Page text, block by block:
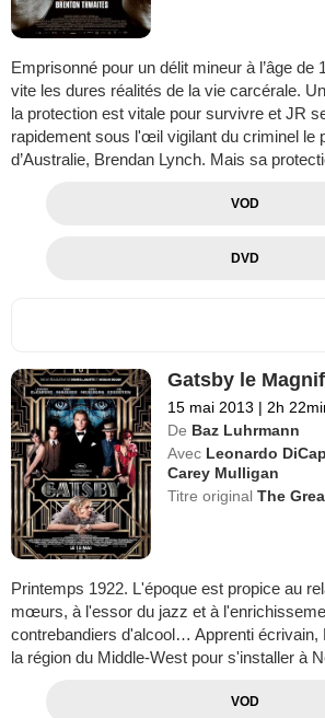
Emprisonné pour un délit mineur à l’âge de
vite les dures réalités de la vie carcérale.
la protection est vitale pour survivre et JR
rapidement sous l'œil vigilant du criminel le
d’Australie, Brendan Lynch. Mais sa
VOD
DVD
Gatsby le
15 mai 2013 | 2h
De Baz Luhrmann
Avec Leonardo
Carey Mulligan
Titre originalThe
Printemps 1922. L'époque est propice au
mœurs, à l'essor du jazz et à
contrebandiers d'alcool… Apprenti écrivain,
la région du Middle-West pour s'installer à
VOD